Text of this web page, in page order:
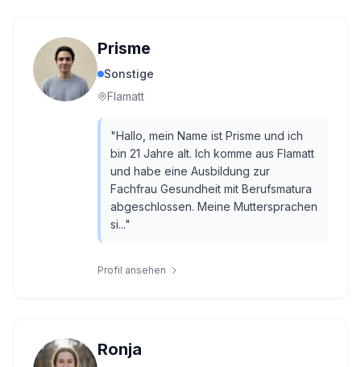
Prisme
Sonstige
Flamatt
"Hallo, mein Name ist Prisme und ich
bin 21 Jahre alt. Ich komme aus Flamatt
und habe eine Ausbildung zur
Fachfrau Gesundheit mit Berufsmatura
abgeschlossen. Meine Muttersprachen
si..."
Profil ansehen
Ronja